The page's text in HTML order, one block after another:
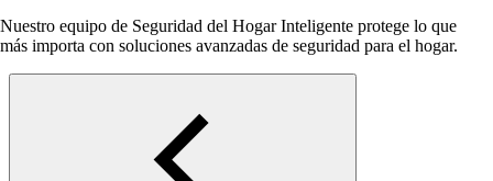
Nuestro equipo de Seguridad del Hogar Inteligente protege lo que
más importa con soluciones avanzadas de seguridad para el hogar.